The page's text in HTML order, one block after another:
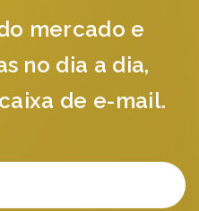
mercado e
no dia a dia,
de e-mail.